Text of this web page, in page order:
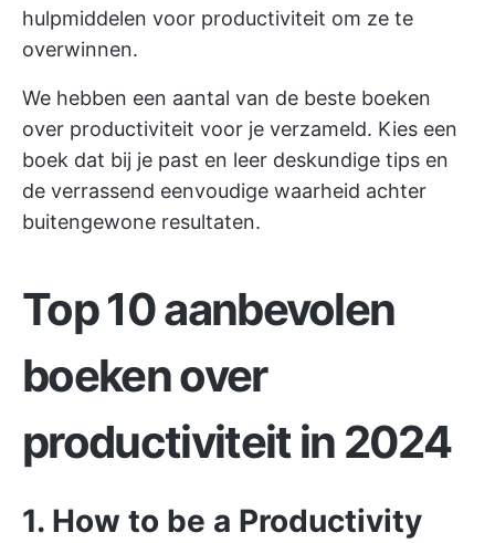
hulpmiddelen voor productiviteit om ze te
overwinnen.
We hebben een aantal van de beste boeken
over productiviteit voor je verzameld. Kies een
boek dat bij je past en leer deskundige tips en
de verrassend eenvoudige waarheid achter
buitengewone resultaten.
Top 10 aanbevolen
boeken over
productiviteit in 2024
1. How to be a Productivity